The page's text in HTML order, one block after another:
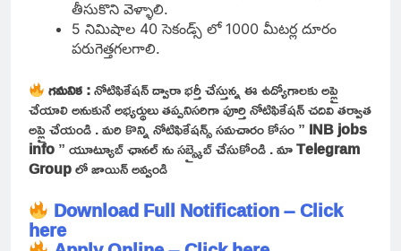
తీసుకొని వెళ్ళాలి.
5 నిమిషాల 40 సెకండ్స్ లో 1000 మీటర్ల దూరం
పరుగెత్తగలగాలి.
గమనిక :నోటిఫికేషన్ ద్వారా భర్తీ చేస్తున్న ఈ ఉద్యోగాలకు అప్లై
చేయాలి అనుకునే అభ్యర్థులు తప్పనిసరిగా పూర్తి నోటిఫికేషన్ చదివి తర్వాత
అప్లై చేయండి . మరి కొన్ని నోటిఫికేషన్స్ సమచారం కోసం ” INB jobs
info” యూట్యూబ్ ఛానల్ ను సబ్స్క్రైబ్ చేసుకోండి . మాTelegram
Groupలో జాయిన్ అవ్వండి
Download Full Notification – Click
here